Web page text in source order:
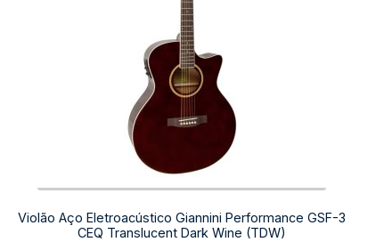
Violão Aço Eletroacústico Giannini Performance GSF-3
CEQ Translucent Dark Wine (TDW)